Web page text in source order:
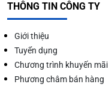
THÔNG TIN CÔNG TY
Giới thiệu
Tuyển dụng
Chương trình khuyến mãi
Phương châm bán hàng